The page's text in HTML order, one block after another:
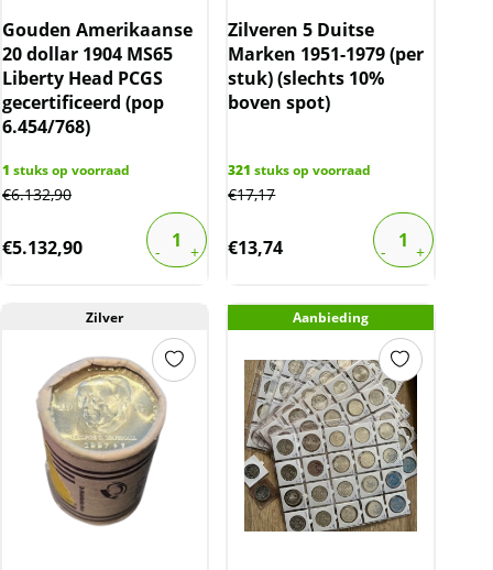
Gouden Amerikaanse
20 dollar 1904 MS65
Liberty Head PCGS
gecertificeerd (pop
6.454/768)
1 stuks op voorraad
€6.132,90
€5.132,90
Zilveren 5 Duitse
Marken 1951-1979 (per
stuk) (slechts 10%
boven spot)
321 stuks op voorraad
€17,17
€13,74
Zilver Aanbieding